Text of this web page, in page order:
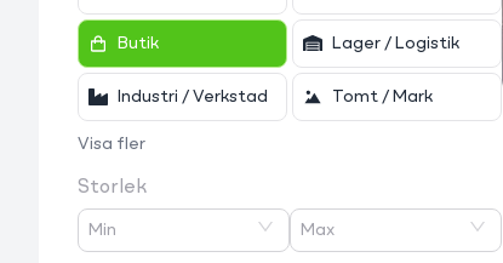
Butik Lager / Logistik
Industri / Verkstad Tomt / Mark
Visa fler
Storlek
Min Max